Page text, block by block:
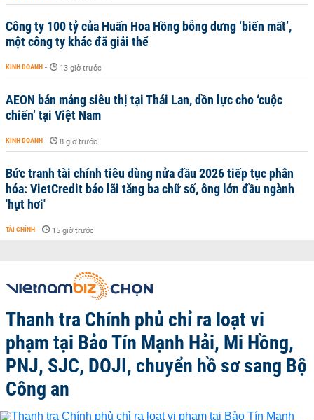
Công ty 100 tỷ của Huấn Hoa Hồng bỗng dưng ‘biến mất’,
một công ty khác đã giải thể
KINH DOANH - 13 giờ trước
AEON bán mảng siêu thị tại Thái Lan, dồn lực cho ‘cuộc
chiến’ tại Việt Nam
KINH DOANH - 8 giờ trước
Bức tranh tài chính tiêu dùng nửa đầu 2026 tiếp tục phân
hóa: VietCredit báo lãi tăng ba chữ số, ông lớn đầu ngành
'hụt hơi'
TÀI CHÍNH - 15 giờ trước
Thanh tra Chính phủ chỉ ra loạt vi
phạm tại Bảo Tín Mạnh Hải, Mi Hồng,
PNJ, SJC, DOJI, chuyển hồ sơ sang Bộ
Công an